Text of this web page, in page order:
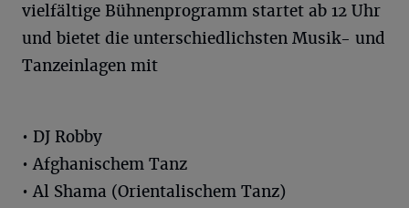
vielfältige Bühnenprogramm startet ab 12 Uhr
und bietet die unterschiedlichsten Musik- und
Tanzeinlagen mit
• DJ Robby
• Afghanischem Tanz
• Al Shama (Orientalischem Tanz)